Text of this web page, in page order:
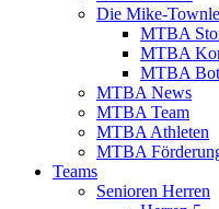
Die Mike-
MTBA
MTBA
MTBA
MTBA News
MTBA Team
MTBA Athleten
MTBA
Teams
Senioren Herren